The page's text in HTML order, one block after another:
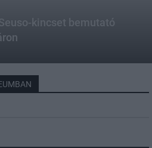
kincset bemutató